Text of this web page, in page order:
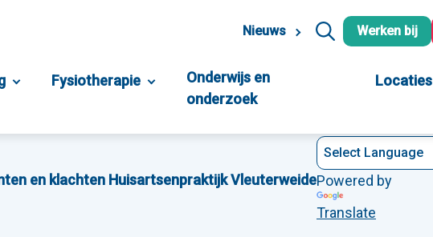
Nieuws Werken bij
Fysiotherapie
Onderwijs en
onderzoek
Locaties
en klachten
en klachten Huisartsenpraktijk VleuterweidePowered by
Translate